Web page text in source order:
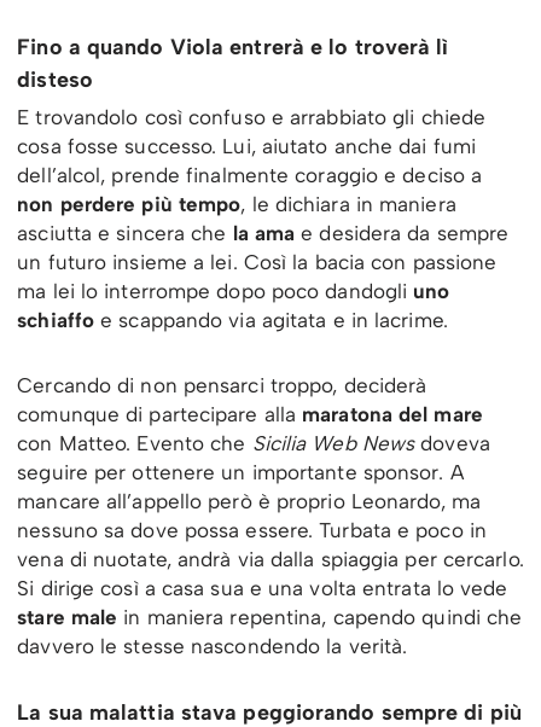
Fino a quando Viola entrerà e lo troverà lì
disteso
E trovandolo così confuso e arrabbiato gli chiede
cosa fosse successo. Lui, aiutato anche dai fumi
dell’alcol, prende finalmente coraggio e deciso a
non perdere più tempo, le dichiara in maniera
asciutta e sincera che la ama e desidera da sempre
un futuro insieme a lei. Così la bacia con passione
ma lei lo interrompe dopo poco dandogli uno
schiaffo e scappando via agitata e in lacrime.
Cercando di non pensarci troppo, deciderà
comunque di partecipare alla maratona del mare
con Matteo. Evento che Sicilia Web Newsdoveva
seguire per ottenere un importante sponsor. A
mancare all’appello però è proprio Leonardo, ma
nessuno sa dove possa essere. Turbata e poco in
vena di nuotate, andrà via dalla spiaggia per cercarlo.
Si dirige così a casa sua e una volta entrata lo vede
stare male in maniera repentina, capendo quindi che
davvero le stesse nascondendo la verità.
La sua malattia stava peggiorando sempre di più